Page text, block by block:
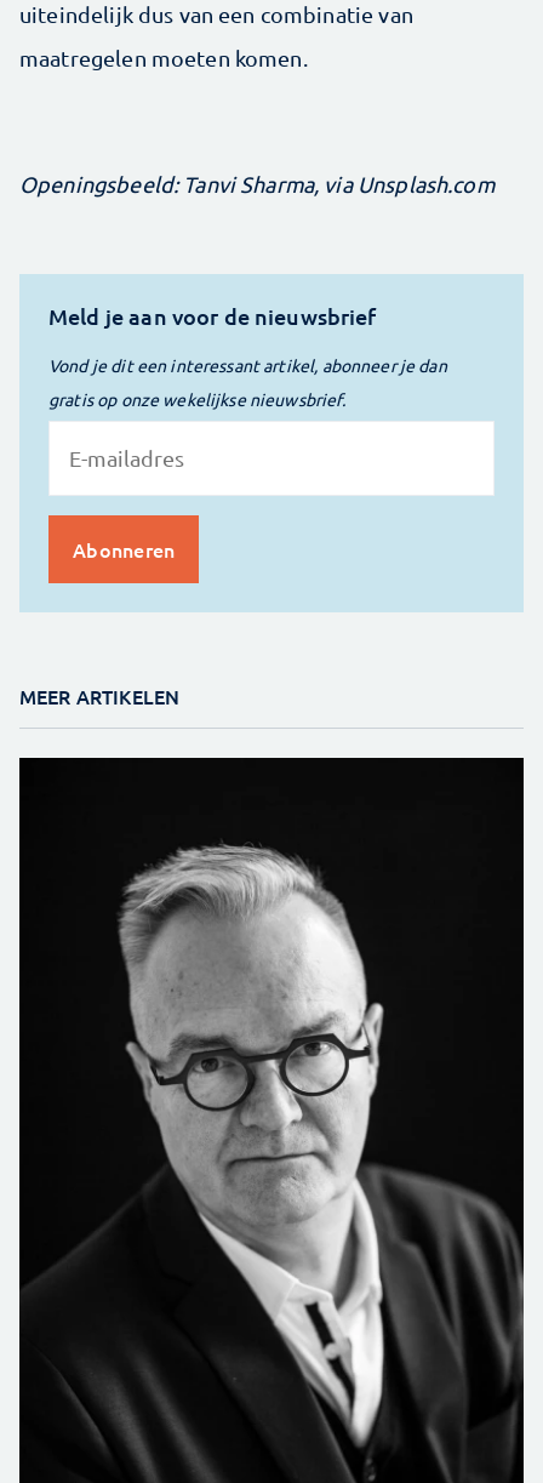
uiteindelijk dus van een combinatie van
maatregelen moeten komen.
Openingsbeeld: Tanvi Sharma, via Unsplash.com
Meld je aan voor de nieuwsbrief
Vond je dit een interessant artikel, abonneer je dan
gratis op onze wekelijkse nieuwsbrief.
MEER ARTIKELEN